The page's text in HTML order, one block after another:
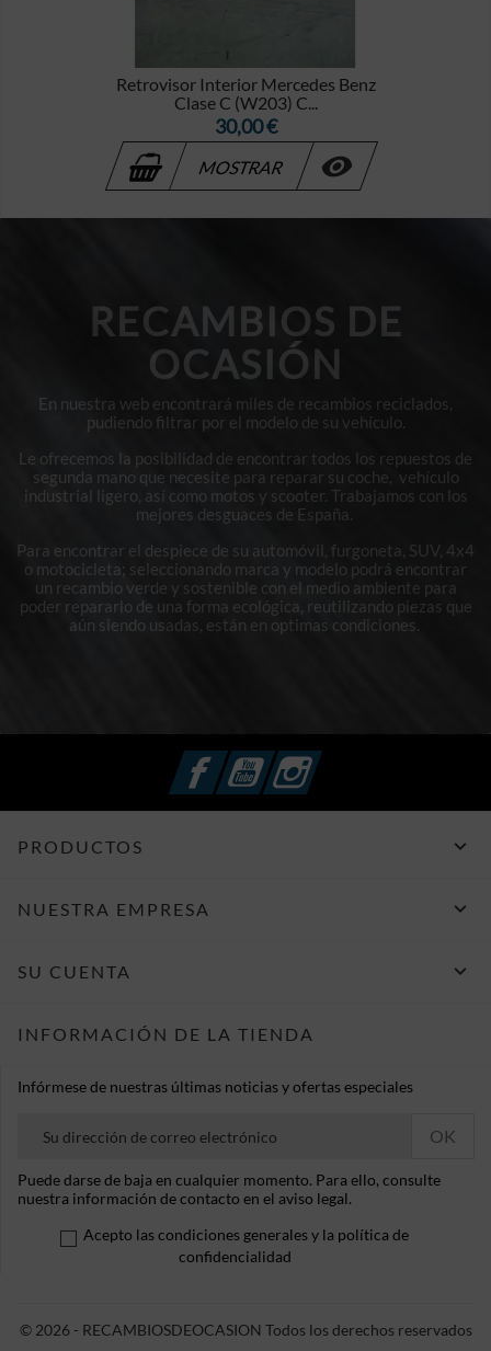
Retrovisor Interior Mercedes Benz
Clase C (W203) C...
Precio
30,00 €
MOSTRAR 
RECAMBIOS DE
OCASIÓN
En nuestra web encontrará miles de recambios reciclados,
pudiendo filtrar por el modelo de su vehículo.
Le ofrecemos la posibilidad de encontrar todos los repuestos de
segunda mano que necesite para reparar su coche, vehículo
industrial ligero, así como motos y scooter. Trabajamos con los
mejores desguaces de España.
Para encontrar el despiece de su automóvil, furgoneta, SUV, 4x4
o motocicleta; seleccionando marca y modelo podrá encontrar
un recambio verde y sostenible con el medio ambiente para
poder repararlo de una forma ecológica, reutilizando piezas que
aún siendo usadas, están en optimas condiciones.
FacebookYouTubeInstagram
PRODUCTOS 
NUESTRA EMPRESA 
SU CUENTA 
INFORMACIÓN DE LA TIENDA
Infórmese de nuestras últimas noticias y ofertas especiales
Puede darse de baja en cualquier momento. Para ello, consulte
nuestra información de contacto en el aviso legal.
Acepto las condiciones generales y la política de
confidencialidad
© 2026 - RECAMBIOSDEOCASION Todos los derechos reservados